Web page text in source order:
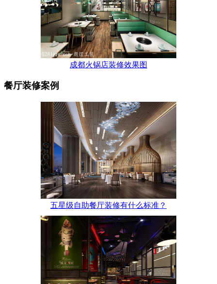
成都火锅店装修效果图
餐厅装修案例
五星级自助餐厅装修有什么标准？